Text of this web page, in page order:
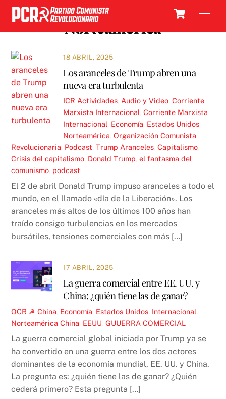
Skip
content
Norteamérica
18 ABRIL, 2025
Los aranceles de Trump abren una
nueva era turbulenta
ICR Actividades Audio y Video ,Corriente
Marxista Internacional ,Corriente Marxista
Internacional Economía Estados Unidos
Norteamérica ,Organización Comunista
Revolucionaria Podcast ,Trump Aranceles ,Capitalismo
Crisis del capitalismo Donald Trump ,el fantasma del
comunismo podcast
El 2 de abril Donald Trump impuso aranceles a todo el
mundo, en el llamado «día de la Liberación». Los
aranceles más altos de los últimos 100 años han
traído consigo turbulencias en los mercados
bursátiles, tensiones comerciales con más […]
17 ABRIL, 2025
La guerra comercial entre EE. UU. y
China: ¿quién tiene las de ganar?
OCR ☭ China Economía Estados Unidos Internacional
Norteamérica China EEUU ,GUUERRA COMERCIAL
La guerra comercial global iniciada por Trump ya se
ha convertido en una guerra entre los dos actores
dominantes de la economía mundial, EE. UU. y China.
La pregunta es: ¿quién tiene las de ganar? ¿Quién
cederá primero? Esta pregunta […]